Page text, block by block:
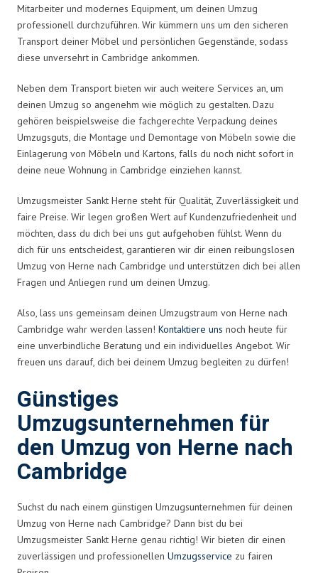
Mitarbeiter und modernes Equipment, um deinen Umzug
professionell durchzuführen. Wir kümmern uns um den sicheren
Transport deiner Möbel und persönlichen Gegenstände, sodass
diese unversehrt in Cambridge ankommen.
Neben dem Transport bieten wir auch weitere Services an, um
deinen Umzug so angenehm wie möglich zu gestalten. Dazu
gehören beispielsweise die fachgerechte Verpackung deines
Umzugsguts, die Montage und Demontage von Möbeln sowie die
Einlagerung von Möbeln und Kartons, falls du noch nicht sofort in
deine neue Wohnung in Cambridge einziehen kannst.
Umzugsmeister Sankt Herne steht für Qualität, Zuverlässigkeit und
faire Preise. Wir legen großen Wert auf Kundenzufriedenheit und
möchten, dass du dich bei uns gut aufgehoben fühlst. Wenn du
dich für uns entscheidest, garantieren wir dir einen reibungslosen
Umzug von Herne nach Cambridge und unterstützen dich bei allen
Fragen und Anliegen rund um deinen Umzug.
Also, lass uns gemeinsam deinen Umzugstraum von Herne nach
Cambridge wahr werden lassen! Kontaktiere uns noch heute für
eine unverbindliche Beratung und ein individuelles Angebot. Wir
freuen uns darauf, dich bei deinem Umzug begleiten zu dürfen!
Günstiges
Umzugsunternehmen für
den Umzug von Herne nach
Cambridge
Suchst du nach einem günstigen Umzugsunternehmen für deinen
Umzug von Herne nach Cambridge? Dann bist du bei
Umzugsmeister Sankt Herne genau richtig! Wir bieten dir einen
zuverlässigen und professionellen Umzugsservice zu fairen